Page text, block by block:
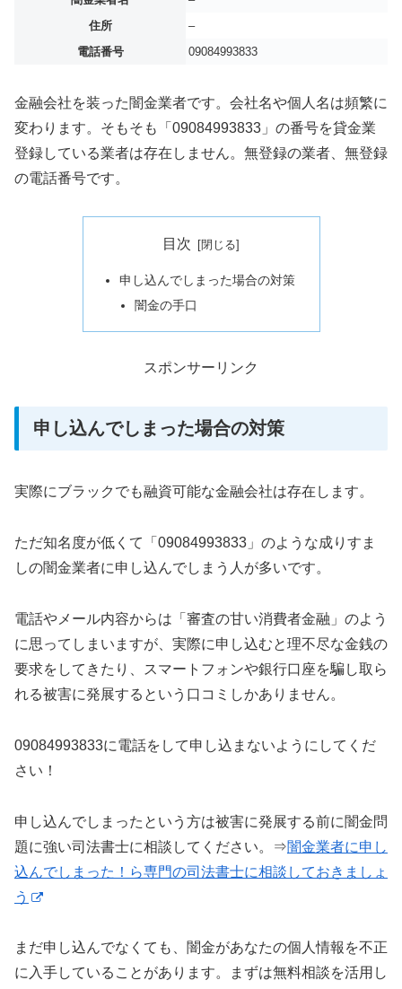
住所
–
電話番号
09084993833
金融会社を装った闇金業者です。会社名や個人名は頻繁に
変わります。そもそも「09084993833」の番号を貸金業
登録している業者は存在しません。無登録の業者、無登録
の電話番号です。
目次
申し込んでしまった場合の対策
闇金の手口
スポンサーリンク
申し込んでしまった場合の対策
実際にブラックでも融資可能な金融会社は存在します。
ただ知名度が低くて「09084993833」のような成りすま
しの闇金業者に申し込んでしまう人が多いです。
電話やメール内容からは「審査の甘い消費者金融」のよう
に思ってしまいますが、実際に申し込むと理不尽な金銭の
要求をしてきたり、スマートフォンや銀行口座を騙し取ら
れる被害に発展するという口コミしかありません。
09084993833に電話をして申し込まないようにしてくだ
さい！
申し込んでしまったという方は被害に発展する前に闇金問
題に強い司法書士に相談してください。⇒闇金業者に申し
込んでしまった！ら専門の司法書士に相談しておきましょ
う
まだ申し込んでなくても、闇金があなたの個人情報を不正
に入手していることがあります。まずは無料相談を活用し